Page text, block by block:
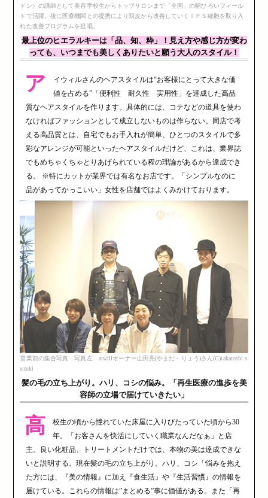
ドン）の講師として美容学校生からトップサロンまで「全国」の幅ひろいフィール
ドで活躍。後に医療機関との提携により頭皮から改善していくＩＰＳ細胞を取り入
れた改善プログラムを提唱。
最上位のヒエラルキーは「品、知、粋」！見え方や感じ方が変わ
っても、いつまでも美しくありたいと願う大人のスタイル！
ア
イウィルさんのヘアスタイルは“お客様にとって大きな価
値を占める”「便利性 耐久性 実用性」を達成した高品
質なヘアスタイルを作ります。具体的には、コテなどの道具を使わ
なければファッションとして成立しないものは作らない。同店で考
える高品質とは、自宅でもお手入れが簡単、ひとつのスタイルで多
彩なアレンジが可能といったヘアスタイルだけど、これは、業界誌
でもめちゃくちゃとりあげられている程の理論があるから達成でき
る。 ※特にカットが業界では有名なお店です。「シンプルなのに
品があってかっこいい」女性を店舗ではよくみかけております。
営業前の集合写真 写真左 aiwillオーナー山田亮(やまだ・りょう)さん(C)takatoshi s
uzuki
髪の毛の立ち上がり。ハリ、コシの悩み。「再生医療の進歩を美
容師の立場で届けていきたい」
高
校生の頃から憧れていた床屋に入りびたっていた頃から30
年。「お客さんを快活にしていく職業なんだなぁ」と店
主。良い化粧品、トリートメントだけでは、本物の美は達成できな
いと説明する。現在髪の毛の立ち上がり。ハリ、コシ「悩みを抱え
た方には、『美の情報』に加え『食生活』や『生活習慣』の情報を
届けている。これらの情報は”まとめる”事に価値がある。また「再